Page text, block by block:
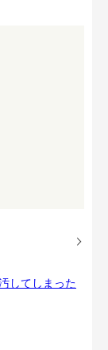
してしまった